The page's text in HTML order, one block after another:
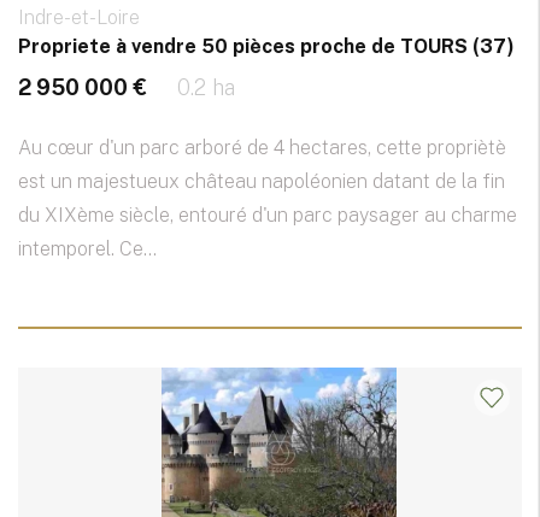
Indre-et-Loire
Propriete à vendre 50 pièces proche de TOURS (37)
2 950 000 € 0.2 ha
Au cœur d'un parc arboré de 4 hectares, cette propriètè
est un majestueux château napoléonien datant de la fin
du XIXème siècle, entouré d'un parc paysager au charme
intemporel. Ce...